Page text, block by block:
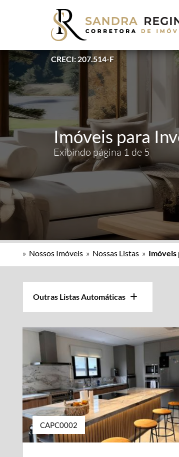
CRECI: 207.514-F
Imóveis para
Exibindo página 1 de 5
» Nossos Imóveis » Nossas Listas » Imóveis
Outras Listas Automáticas
CAPC0002